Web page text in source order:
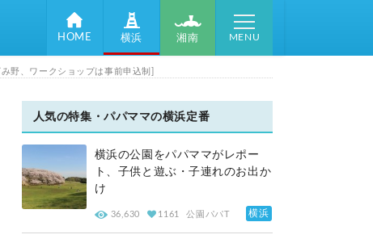
HOME 横浜 湘南 MENU
野、ワークショップは事前申込制]
人気の特集・パパママの横浜定番
横浜の公園をパパママがレポー
ト、子供と遊ぶ・子連れのお出か
け
36,630 1161 公園パパT 横浜